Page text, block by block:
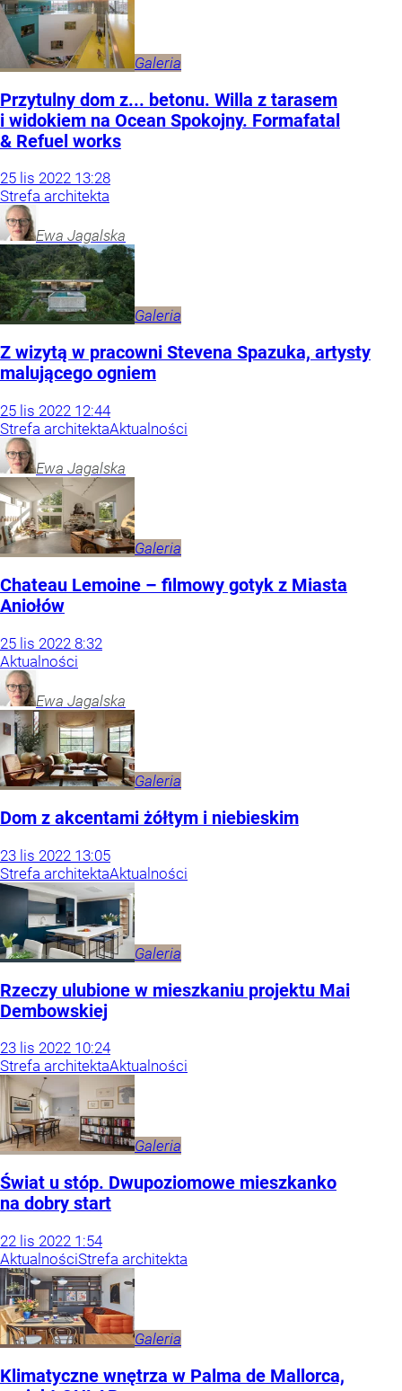
Galeria
Przytulny dom z... betonu. Willa z tarasem
i widokiem na Ocean Spokojny. Formafatal
& Refuel works
25 lis 2022 13:28
Strefa architekta
Ewa Jagalska
Galeria
Z wizytą w pracowni Stevena Spazuka, artysty
malującego ogniem
25 lis 2022 12:44
Strefa architektaAktualności
Ewa Jagalska
Galeria
Chateau Lemoine – filmowy gotyk z Miasta
Aniołów
25 lis 2022 8:32
Aktualności
Ewa Jagalska
Galeria
Dom z akcentami żółtym i niebieskim
23 lis 2022 13:05
Strefa architektaAktualności
Galeria
Rzeczy ulubione w mieszkaniu projektu Mai
Dembowskiej
23 lis 2022 10:24
Strefa architektaAktualności
Galeria
Świat u stóp. Dwupoziomowe mieszkanko
na dobry start
22 lis 2022 1:54
AktualnościStrefa architekta
Galeria
Klimatyczne wnętrza w Palma de Mallorca,